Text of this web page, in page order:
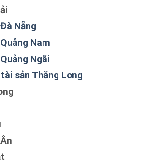
Nẵng
Nam
Ngãi
sản Thăng Long